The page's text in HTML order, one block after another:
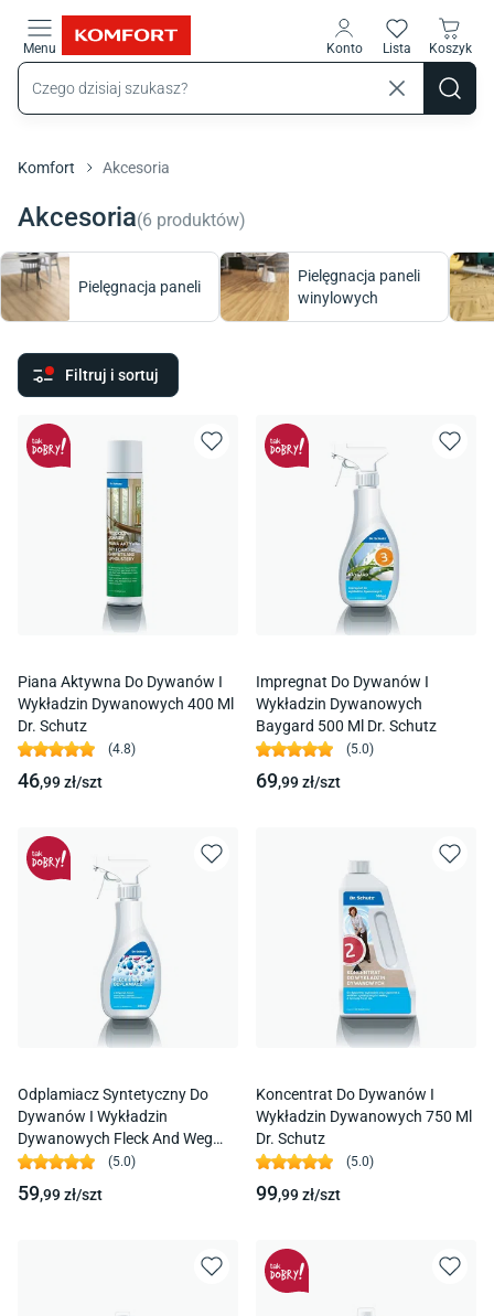
Menu Konto Lista Koszyk
Komfort Akcesoria
Akcesoria(6 produktów)
Pielęgnacja paneli
Pielęgnacja paneli
winylowych
Filtruj i sortuj
Piana Aktywna Do Dywanów I
Wykładzin Dywanowych 400 Ml
Dr. Schutz
(4.8)
46,99zł/szt
Impregnat Do Dywanów I
Wykładzin Dywanowych
Baygard 500 Ml Dr. Schutz
(5.0)
69,99zł/szt
Odplamiacz Syntetyczny Do
Dywanów I Wykładzin
Dywanowych Fleck And Weg
400 Ml Dr. Schutz
(5.0)
59,99zł/szt
Koncentrat Do Dywanów I
Wykładzin Dywanowych 750 Ml
Dr. Schutz
(5.0)
99,99zł/szt